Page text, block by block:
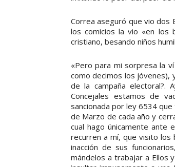
Correa aseguró que vio dos
los comicios la vio «en los
cristiano, besando niños
«Pero para mi sorpresa la
como decimos los jóvenes),
de la campaña electoral?.
Concejales estamos de
sancionada por ley 6534
de Marzo de cada año y
cual hago únicamente ante
recurren a mí, que visito los
inacción de sus
mándelos a trabajar a Ellos